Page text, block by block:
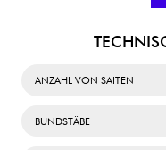
ANZAHL VON SAITEN
BUNDSTÄBE